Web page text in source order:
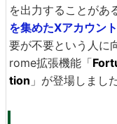
を出力することがあ
を集めたXアカウント
要が不要という人に
rome拡張機能「
tion 」が登場しました